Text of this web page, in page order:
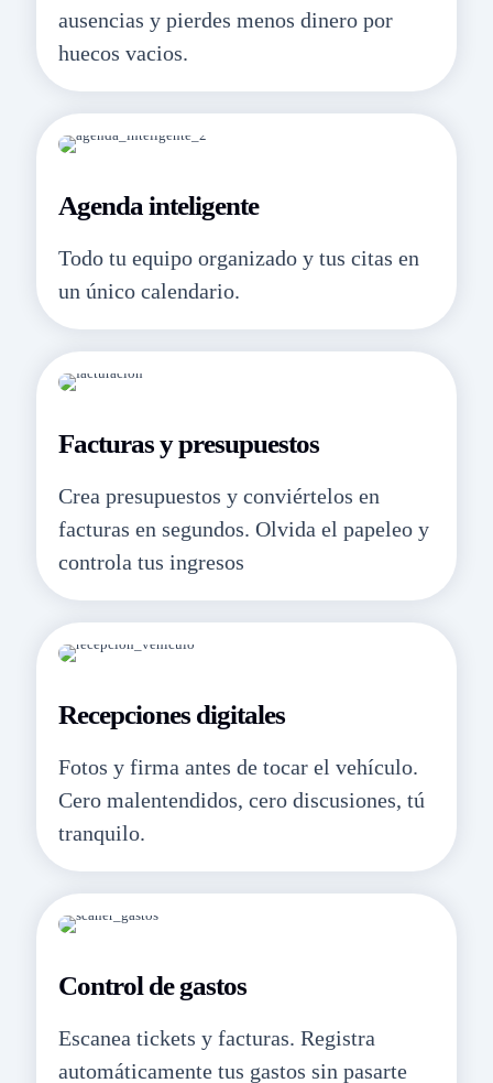
ausencias y pierdes menos dinero por
huecos vacios.
Agenda inteligente
Todo tu equipo organizado y tus citas en
un único calendario.
Facturas y presupuestos
Crea presupuestos y conviértelos en
facturas en segundos. Olvida el papeleo y
controla tus ingresos
Recepciones digitales
Fotos y firma antes de tocar el vehículo.
Cero malentendidos, cero discusiones, tú
tranquilo.
Control de gastos
Escanea tickets y facturas. Registra
automáticamente tus gastos sin pasarte